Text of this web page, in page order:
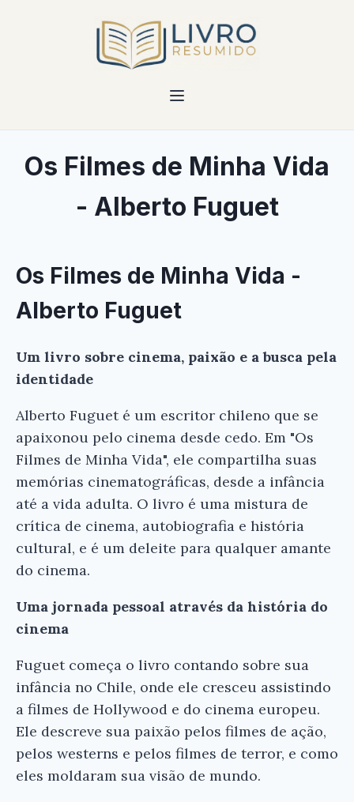
Os Filmes de Minha Vida
- Alberto Fuguet
Os Filmes de Minha Vida -
Alberto Fuguet
Um livro sobre cinema, paixão e a busca pela
identidade
Alberto Fuguet é um escritor chileno que se
apaixonou pelo cinema desde cedo. Em "Os
Filmes de Minha Vida", ele compartilha suas
memórias cinematográficas, desde a infância
até a vida adulta. O livro é uma mistura de
crítica de cinema, autobiografia e história
cultural, e é um deleite para qualquer amante
do cinema.
Uma jornada pessoal através da história do
cinema
Fuguet começa o livro contando sobre sua
infância no Chile, onde ele cresceu assistindo
a filmes de Hollywood e do cinema europeu.
Ele descreve sua paixão pelos filmes de ação,
pelos westerns e pelos filmes de terror, e como
eles moldaram sua visão de mundo.